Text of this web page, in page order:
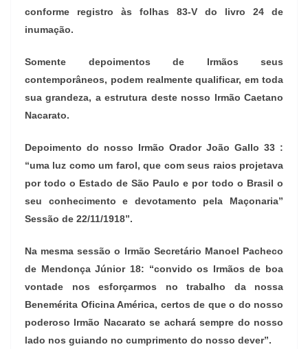
conforme registro às folhas 83-V do livro 24 de
inumação.
Somente depoimentos de Irmãos seus
contemporâneos, podem realmente qualificar, em toda
sua grandeza, a estrutura deste nosso Irmão Caetano
Nacarato.
Depoimento do nosso Irmão Orador João Gallo 33 :
“uma luz como um farol, que com seus raios projetava
por todo o Estado de São Paulo e por todo o Brasil o
seu conhecimento e devotamento pela Maçonaria”
Sessão de 22/11/1918”.
Na mesma sessão o Irmão Secretário Manoel Pacheco
de Mendonça Júnior 18: “convido os Irmãos de boa
vontade nos esforçarmos no trabalho da nossa
Benemérita Oficina América, certos de que o do nosso
poderoso Irmão Nacarato se achará sempre do nosso
lado nos guiando no cumprimento do nosso dever”.